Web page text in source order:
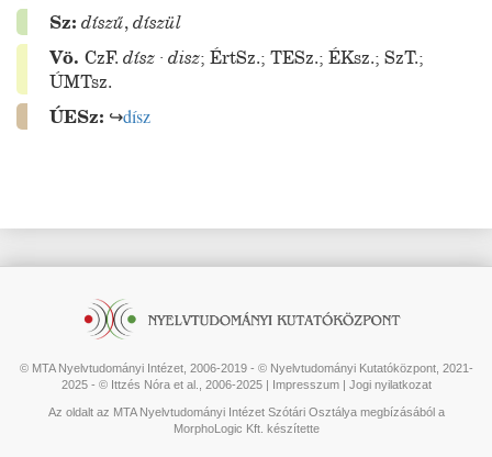
Sz: díszű,díszül
Vö. CzF. dísz · disz; ÉrtSz.; TESz.; ÉKsz.; SzT.;
ÚMTsz.
ÚESz: ↪dísz
© MTA Nyelvtudományi Intézet, 2006-2019 - © Nyelvtudományi Kutatóközpont, 2021-
2025 - © Ittzés Nóra et al., 2006-2025 | Impresszum| Jogi nyilatkozat
Az oldalt az MTA Nyelvtudományi Intézet Szótári Osztálya megbízásából a
MorphoLogic Kft. készítette